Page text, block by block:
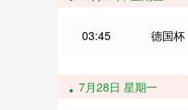
03:45 德国杯
7月28日 星期一